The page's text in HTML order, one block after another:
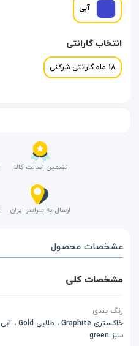
آبی
انتخاب گارانتی
18 ماه گارانتی شرکنی
تضمین اصالت کالا
ارسال به سراسر ایران
مشخصات محصول
مشخصات کلی
رنگ بندی
سبز green